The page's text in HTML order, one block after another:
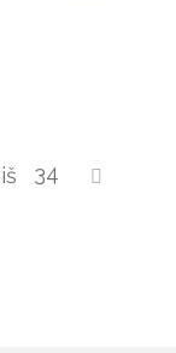
iš 34